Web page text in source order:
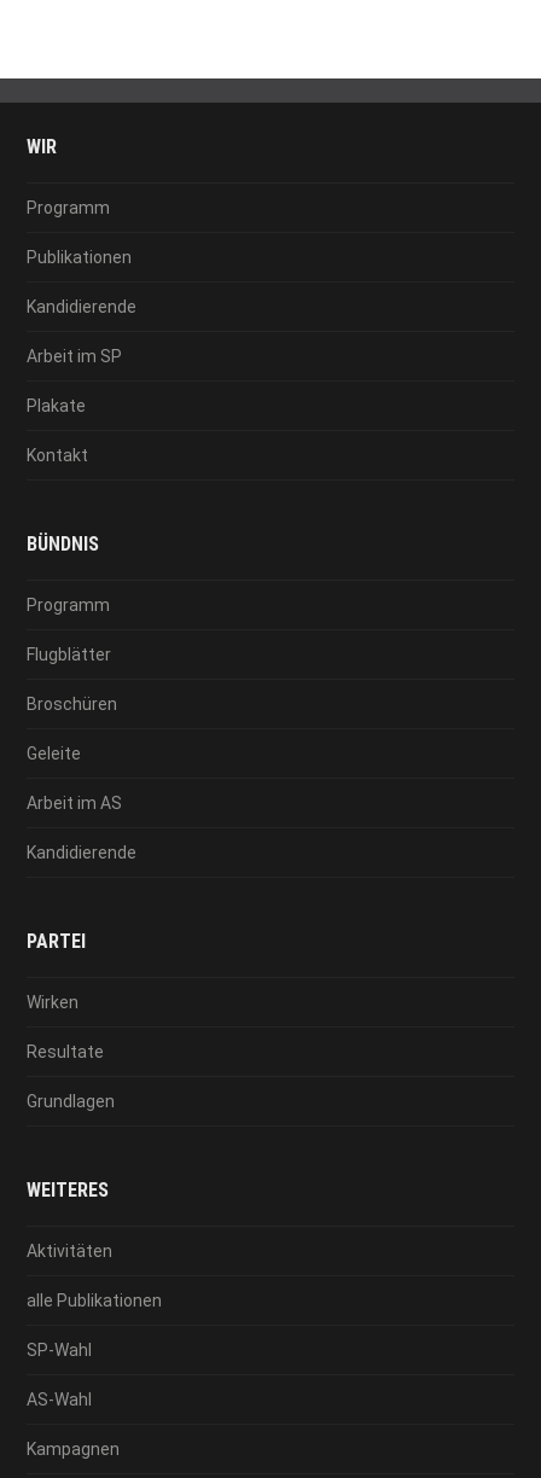
WIR
Programm
Publikationen
Kandidierende
Arbeit im SP
Plakate
Kontakt
BÜNDNIS
Programm
Flugblätter
Broschüren
Geleite
Arbeit im AS
Kandidierende
PARTEI
Wirken
Resultate
Grundlagen
WEITERES
Aktivitäten
alle Publikationen
SP-Wahl
AS-Wahl
Kampagnen